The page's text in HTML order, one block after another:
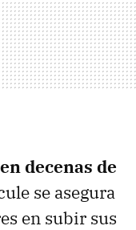
decenas de
se asegura
en subir sus